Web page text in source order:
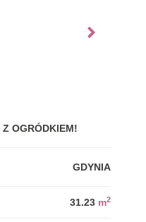
Z OGRÓDKIEM!
GDYNIA
31.23 m2